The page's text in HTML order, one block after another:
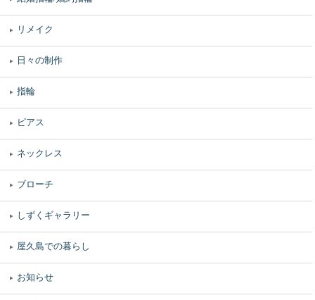
リメイク
日々の制作
指輪
ピアス
ネックレス
ブローチ
しずくギャラリー
屋久島での暮らし
お知らせ